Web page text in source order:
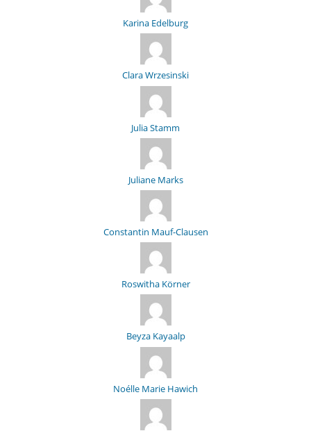
Karina Edelburg
Clara Wrzesinski
Julia Stamm
Juliane Marks
Constantin Mauf-Clausen
Roswitha Körner
Beyza Kayaalp
Noélle Marie Hawich